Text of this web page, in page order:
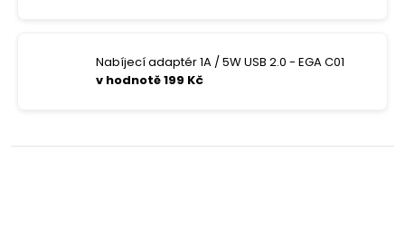
Nabíjecí adaptér 1A / 5W USB 2.0 - EGA C01
v hodnotě 199 Kč